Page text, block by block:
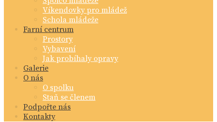
Víkendovky pro mládež
Schola mládeže
Farní centrum
Prostory
Vybavení
Jak probíhaly opravy
Galerie
O nás
O spolku
Staň se členem
Podpořte nás
Kontakty